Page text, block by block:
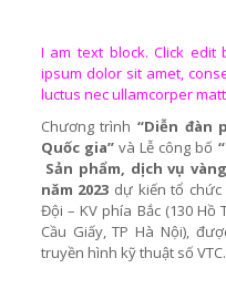
I am text block. Click edit
ipsum dolor sit amet,
luctus nec ullamcorper
Chương trình“Diễn
Quốc gia”và Lễ công bố “
Sản phẩm, dịch vụ
năm 2023 dự kiến tổ chức
Đội – KV phía Bắc (130 Hồ
Cầu Giấy, TP Hà Nội),
truyền hình kỹ thuật số VTC.